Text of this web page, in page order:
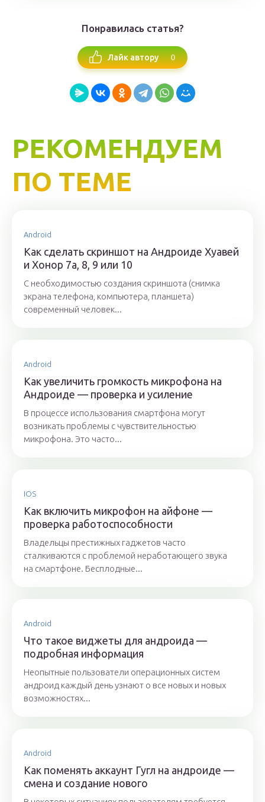
Понравилась статья?
Лайк автору 0
РЕКОМЕНДУЕМ
ПО ТЕМЕ
Android
Как сделать скриншот на Андроиде Хуавей
и Хонор 7а, 8, 9 или 10
С необходимостью создания скриншота (снимка
экрана телефона, компьютера, планшета)
современный человек...
Android
Как увеличить громкость микрофона на
Андроиде — проверка и усиление
В процессе использования смартфона могут
возникать проблемы с чувствительностью
микрофона. Это часто...
IOS
Как включить микрофон на айфоне —
проверка работоспособности
Владельцы престижных гаджетов часто
сталкиваются с проблемой неработающего звука
на смартфоне. Бесплодные...
Android
Что такое виджеты для андроида —
подробная информация
Неопытные пользователи операционных систем
андроид каждый день узнают о все новых и новых
возможностях...
Android
Как поменять аккаунт Гугл на андроиде —
смена и создание нового